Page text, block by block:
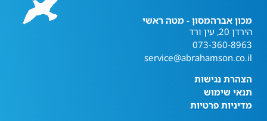
מכון אברהמסון - מטה ראשי
הירדן 20, עין ורד
073-360-8963
service@abrahamson.co.il
הצהרת נגישות
תנאי שימוש
מדיניות פרטיות